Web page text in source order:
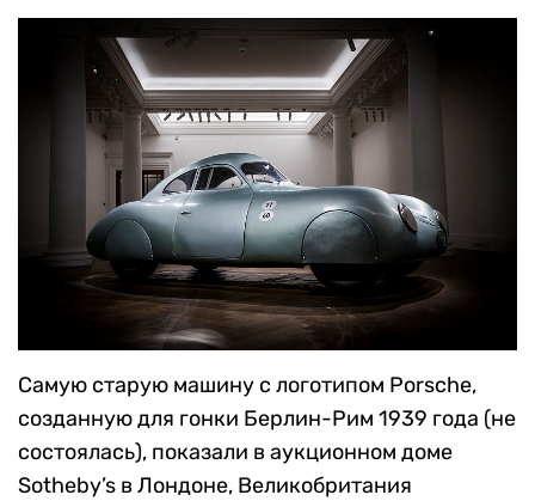
Самую старую машину с логотипом Porsche,
созданную для гонки Берлин-Рим 1939 года (не
состоялась), показали в аукционном доме
Sotheby’s в Лондоне, Великобритания